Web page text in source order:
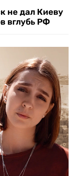
не дал Киеву
вглубь РФ